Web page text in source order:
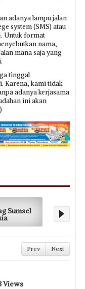
adanya lampu jalan
system (SMS) atau
Untuk format
nama,
mana saja yang
tinggal
Karena, kami tidak
adanya kerjasama
ini akan
Sumsel
Prev Next
Views